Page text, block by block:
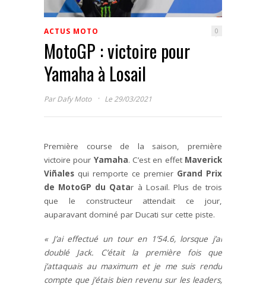
ACTUS MOTO 0
MotoGP : victoire pour
Yamaha à Losail
ParDafy Moto · Le 29/03/2021
Première course de la saison, première
victoire pour Yamaha. C’est en effet Maverick
Viñales qui remporte ce premier Grand Prix
de MotoGP du Qatar à Losail. Plus de trois
que le constructeur attendait ce jour,
auparavant dominé par Ducati sur cette piste.
« J’ai effectué un tour en 1’54.6, lorsque j’ai
doublé Jack. C’était la première fois que
j’attaquais au maximum et je me suis rendu
compte que j’étais bien revenu sur les leaders,